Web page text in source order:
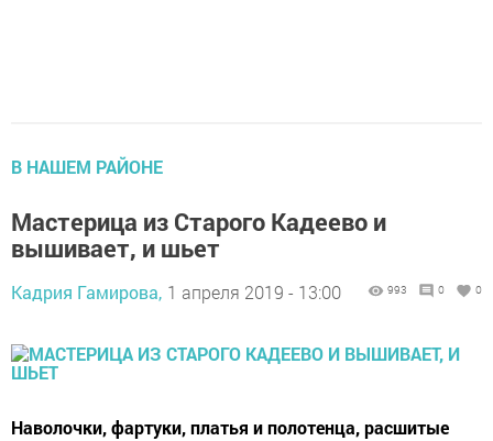
В НАШЕМ РАЙОНЕ
Мастерица из Старого Кадеево и
вышивает, и шьет
Кадрия Гамирова, 1 апреля 2019 - 13:00 993 0 0
Наволочки, фартуки, платья и полотенца, расшитые